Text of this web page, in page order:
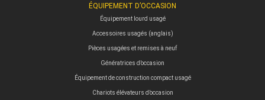
ÉQUIPEMENT D’OCCASION
Équipement lourd usagé
Accessoires usagés (anglais)
Pièces usagées et remises à neuf
Génératrices d’occasion
Équipement de construction compact usagé
Chariots élévateurs d’occasion